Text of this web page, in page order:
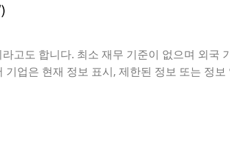
고도 합니다. 최소 재무 기준이 없으며 외
기업은 현재 정보 표시, 제한된 정보 또는 정